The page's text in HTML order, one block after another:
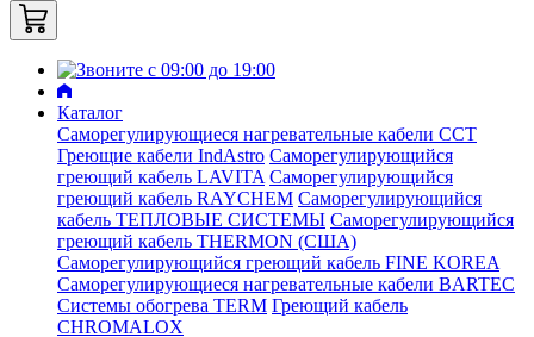
Каталог
Саморегулирующиеся нагревательные кабели ССТ
Греющие кабели IndAstro Саморегулирующийся
греющий кабель LAVITA Саморегулирующийся
греющий кабель RAYCHEM Саморегулирующийся
кабель ТЕПЛОВЫЕ СИСТЕМЫ Саморегулирующийся
греющий кабель THERMON (США)
Саморегулирующийся греющий кабель FINE KOREA
Саморегулирующиеся нагревательные кабели BARTEC
Системы обогрева TERM Греющий кабель
CHROMALOX